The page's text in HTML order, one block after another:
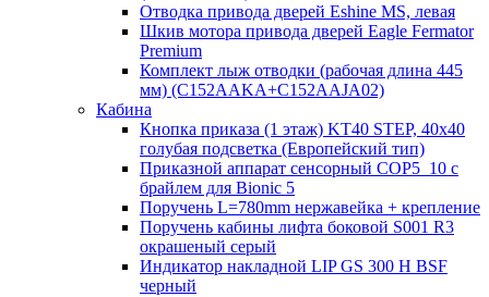
Отводка привода дверей Eshine MS, левая
Шкив мотора привода дверей Eagle Fermator
Premium
Комплект лыж отводки (рабочая длина 445
мм) (C152AAKA+C152AAJA02)
Кабина
Кнопка приказа (1 этаж) KT40 STEP, 40х40
голубая подсветка (Европейский тип)
Приказной аппарат сенсорный COP5_10 с
брайлем для Bionic 5
Поручень L=780mm нержавейка + крепление
Поручень кабины лифта боковой S001 R3
окрашеный серый
Индикатор накладной LIP GS 300 H BSF
черный